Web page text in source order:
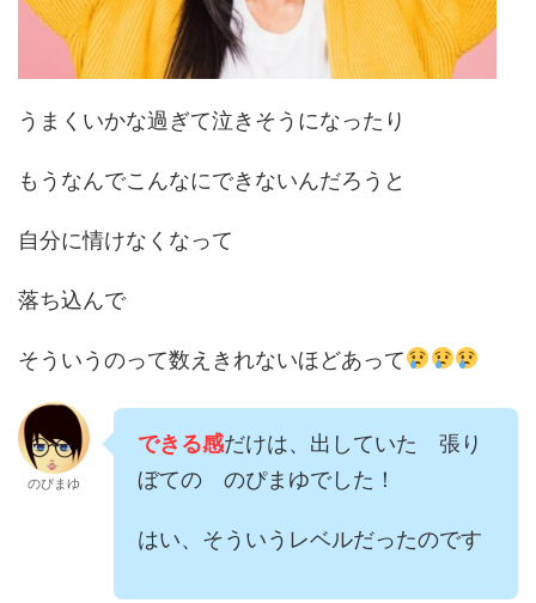
うまくいかな過ぎて泣きそうになったり
もうなんでこんなにできないんだろうと
自分に情けなくなって
落ち込んで
そういうのって数えきれないほどあって
のぴまゆ
できる感だけは、出していた 張り
ぼての のぴまゆでした！
はい、そういうレベルだったのです